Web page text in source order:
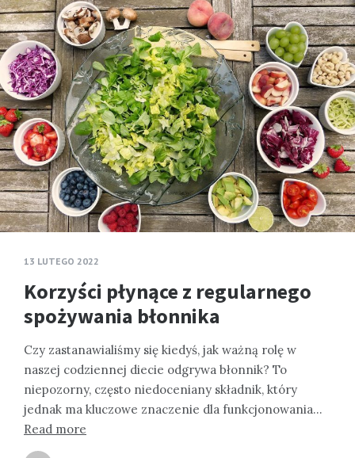
13 LUTEGO 2022
Korzyści płynące z regularnego
spożywania błonnika
Czy zastanawialiśmy się kiedyś, jak ważną rolę w
naszej codziennej diecie odgrywa błonnik? To
niepozorny, często niedoceniany składnik, który
jednak ma kluczowe znaczenie dla funkcjonowania…
Read more